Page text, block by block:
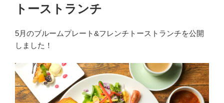
トーストランチ
5月のブルームプレート&フレンチトーストランチを公開
しました！